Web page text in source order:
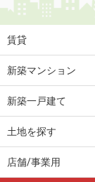
賃貸
新築マンション
新築一戸建て
土地を探す
店舗/事業用